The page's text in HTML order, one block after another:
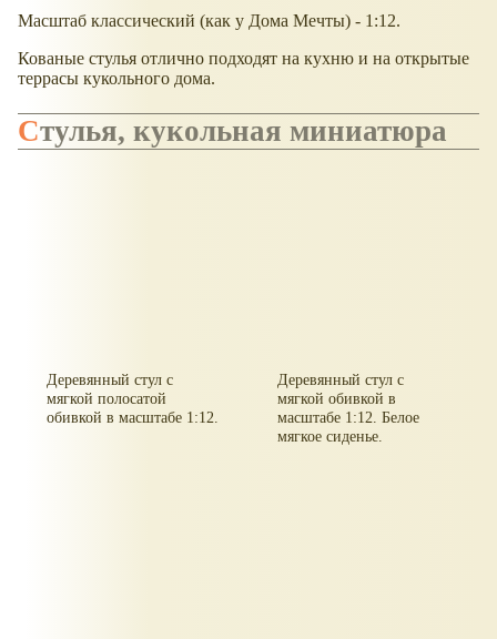
Масштаб классический (как у Дома Мечты) - 1:12.
Кованые стулья отлично подходят на кухню и на открытые
террасы кукольного дома.
Стулья, кукольная миниатюра
Деревянный стул с
мягкой полосатой
обивкой в масштабе 1:12.
Деревянный стул с
мягкой обивкой в
масштабе 1:12. Белое
мягкое сиденье.